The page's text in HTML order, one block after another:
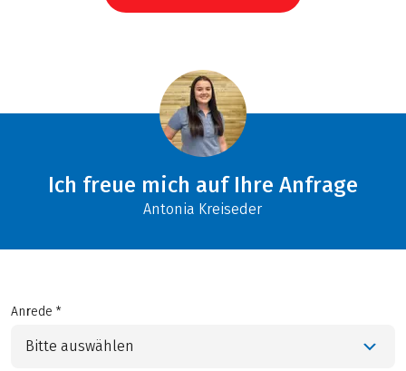
Ich freue mich auf Ihre Anfrage
Antonia Kreiseder
Anrede *
Bitte auswählen